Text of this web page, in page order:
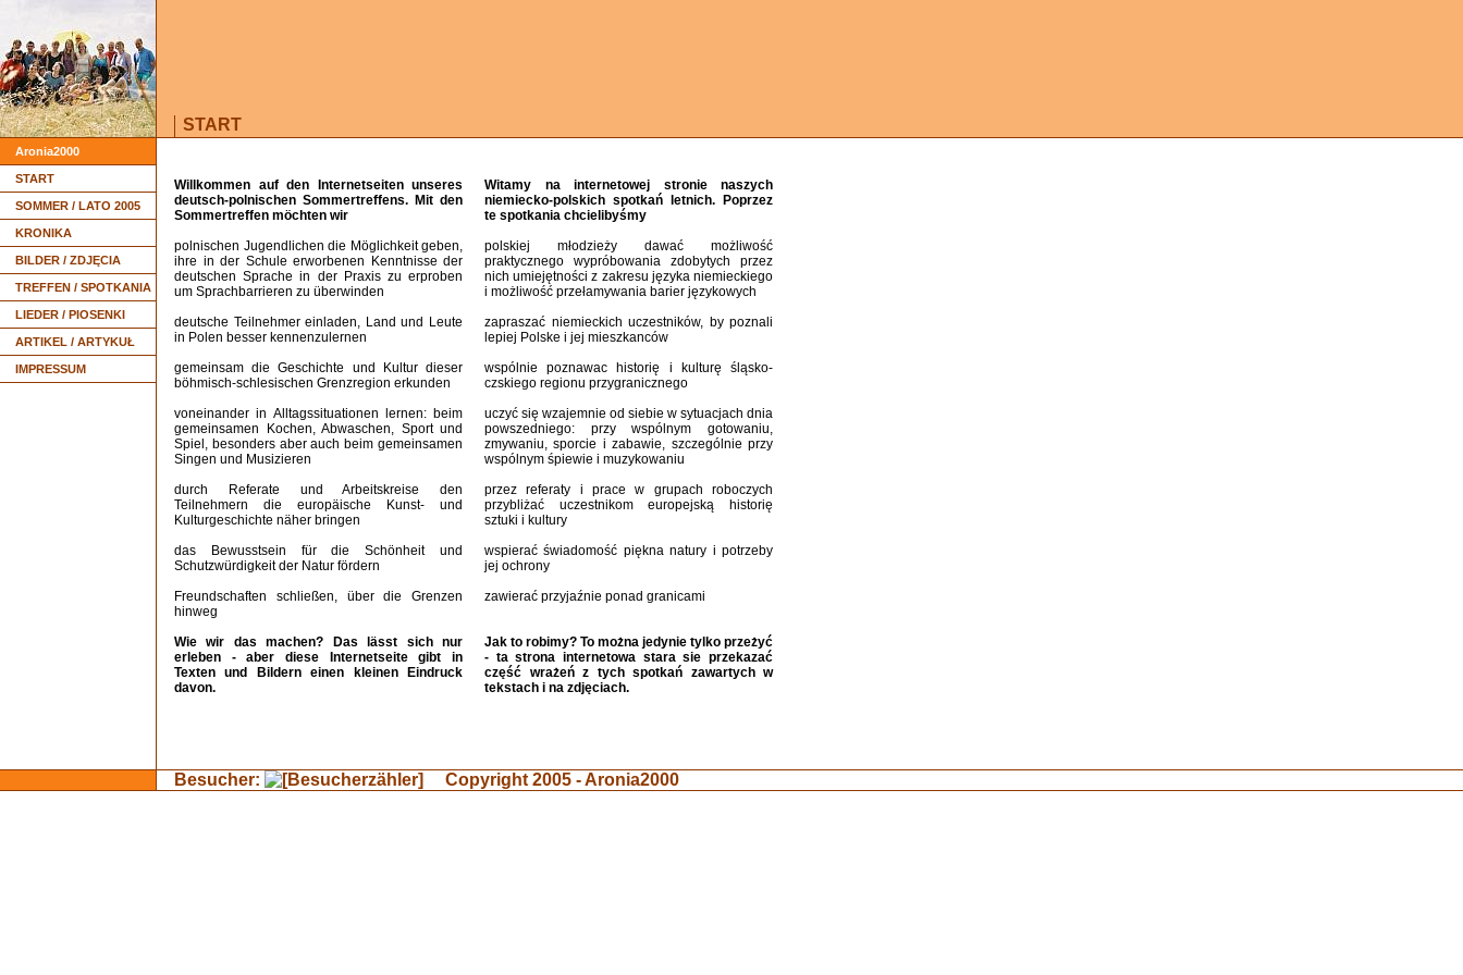
START
Aronia2000
START
SOMMER / LATO 2005
KRONIKA
BILDER / ZDJĘCIA
TREFFEN / SPOTKANIA
LIEDER / PIOSENKI
ARTIKEL / ARTYKUŁ
IMPRESSUM
Willkommen auf den Internetseiten unseres
deutsch-polnischen Sommertreffens. Mit den
Sommertreffen möchten wir
polnischen Jugendlichen die Möglichkeit geben,
ihre in der Schule erworbenen Kenntnisse der
deutschen Sprache in der Praxis zu erproben
um Sprachbarrieren zu überwinden
deutsche Teilnehmer einladen, Land und Leute
in Polen besser kennenzulernen
gemeinsam die Geschichte und Kultur dieser
böhmisch-schlesischen Grenzregion erkunden
voneinander in Alltagssituationen lernen: beim
gemeinsamen Kochen, Abwaschen, Sport und
Spiel, besonders aber auch beim gemeinsamen
Singen und Musizieren
durch Referate und Arbeitskreise den
Teilnehmern die europäische Kunst- und
Kulturgeschichte näher bringen
das Bewusstsein für die Schönheit und
Schutzwürdigkeit der Natur fördern
Freundschaften schließen, über die Grenzen
hinweg
Wie wir das machen? Das lässt sich nur
erleben - aber diese Internetseite gibt in
Texten und Bildern einen kleinen Eindruck
davon.
Witamy na internetowej stronie naszych
niemiecko-polskich spotkań letnich. Poprzez
te spotkania chcielibyśmy
polskiej młodzieży dawać możliwość
praktycznego wypróbowania zdobytych przez
nich umiejętności z zakresu języka niemieckiego
i możliwość przełamywania barier językowych
zapraszać niemieckich uczestników, by poznali
lepiej Polske i jej mieszkanców
wspólnie poznawac historię i kulturę śląsko-
czskiego regionu przygranicznego
uczyć się wzajemnie od siebie w sytuacjach dnia
powszedniego: przy wspólnym gotowaniu,
zmywaniu, sporcie i zabawie, szczególnie przy
wspólnym śpiewie i muzykowaniu
przez referaty i prace w grupach roboczych
przybliżać uczestnikom europejską historię
sztuki i kultury
wspierać świadomość piękna natury i potrzeby
jej ochrony
zawierać przyjaźnie ponad granicami
Jak to robimy? To można jedynie tylko przeżyć
- ta strona internetowa stara sie przekazać
część wrażeń z tych spotkań zawartych w
tekstach i na zdjęciach.
Besucher: Copyright 2005 - Aronia2000